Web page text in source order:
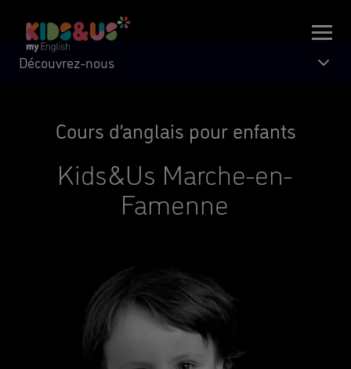
Cours d’anglais pour enfants
Kids&Us Marche-en-
Famenne
Découvrez-nous